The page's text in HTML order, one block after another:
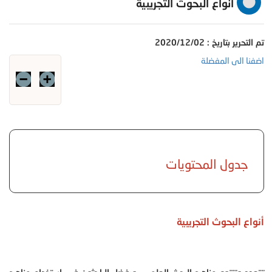
أنواع البحوث التجريبية
تم التحرير بتاريخ : 2020/12/02
اضفنا الى المفضلة
جدول المحتويات
أنواع البحوث التجريبية